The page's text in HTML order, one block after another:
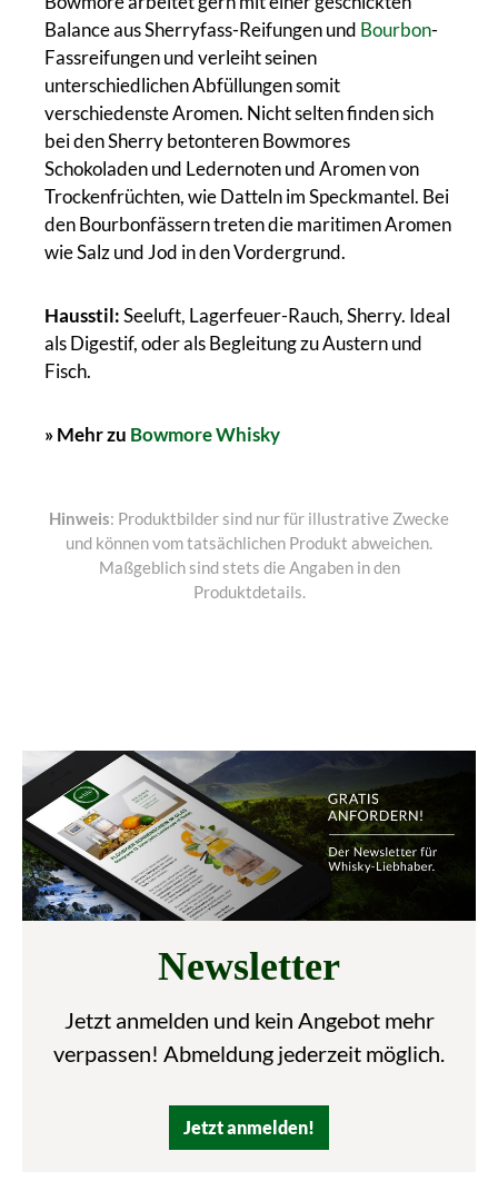
Balance aus Sherryfass-Reifungen und Bourbon-
Fassreifungen und verleiht seinen
unterschiedlichen Abfüllungen somit
verschiedenste Aromen. Nicht selten finden sich
bei den Sherry betonteren Bowmores
Schokoladen und Ledernoten und Aromen von
Trockenfrüchten, wie Datteln im Speckmantel. Bei
den Bourbonfässern treten die maritimen Aromen
wie Salz und Jod in den Vordergrund.
Hausstil:Seeluft, Lagerfeuer-Rauch, Sherry. Ideal
als Digestif, oder als Begleitung zu Austern und
Fisch.
» Mehr zu Bowmore Whisky
Hinweis: Produktbilder sind nur für illustrative Zwecke
und können vom tatsächlichen Produkt abweichen.
Maßgeblich sind stets die Angaben in den
Produktdetails.
Newsletter
Jetzt anmelden und kein Angebot mehr
verpassen! Abmeldung jederzeit möglich.
Jetzt anmelden!